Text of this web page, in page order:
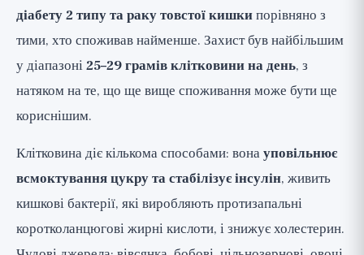
діабету 2 типу та раку товстої кишкипорівняно з
тими, хто споживав найменше. Захист був найбільшим
у діапазоні25–29 грамів клітковини на день, з
натяком на те, що ще вище споживання може бути ще
кориснішим.
Клітковина діє кількома способами: вонауповільнює
всмоктування цукру та стабілізує інсулін, живить
кишкові бактерії, які виробляють протизапальні
коротколанцюгові жирні кислоти, і знижує холестерин.